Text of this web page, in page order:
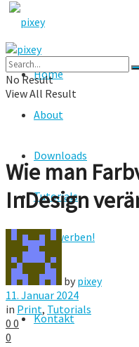
Home
About
Downloads
Tutorials
Hier werben!
FAQ
Kontakt
No Result
View All Result
Wie man
InDesign
by pixey
11. Januar 2024
in Print, Tutorials
0 0
0